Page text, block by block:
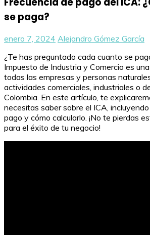
se paga?
enero 7, 2024 Alejandro Gómez García
¿Te has preguntado cada cuanto se
Impuesto de Industria y Comercio es
todas las empresas y personas
actividades comerciales, industriales o
Colombia. En este artículo, te
necesitas saber sobre el ICA,
pago y cómo calcularlo. ¡No te pierdas
para el éxito de tu negocio!